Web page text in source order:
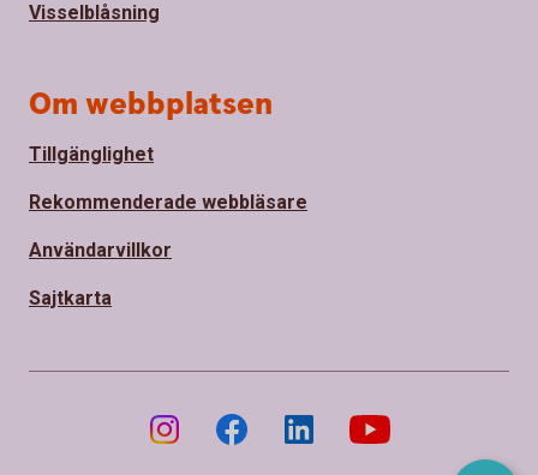
Visselblåsning
Om webbplatsen
Tillgänglighet
Rekommenderade webbläsare
Användarvillkor
Sajtkarta